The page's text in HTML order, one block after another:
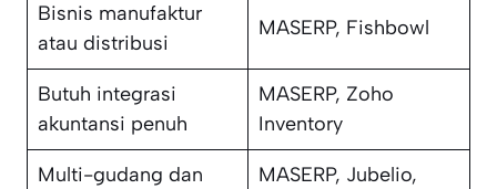
Bisnis manufaktur
atau distribusi
MASERP, Fishbowl
Butuh integrasi
akuntansi penuh
MASERP, Zoho
Inventory
Multi-gudang dan
MASERP, Jubelio,